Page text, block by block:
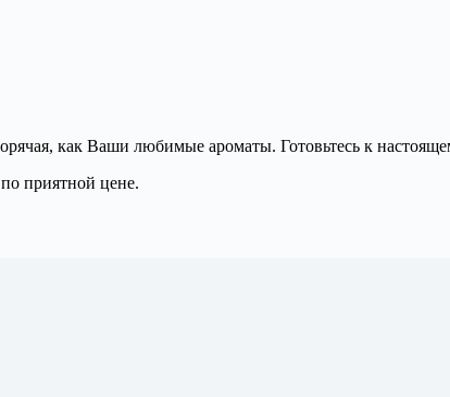
как Ваши любимые ароматы. Готовьтесь к
приятной цене.